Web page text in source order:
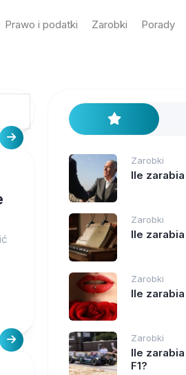
Prawo i podatki Zarobki Porady
Zarobki
Ile
Zarobki
Ile
Zarobki
Ile
Zarobki
Ile
F1?